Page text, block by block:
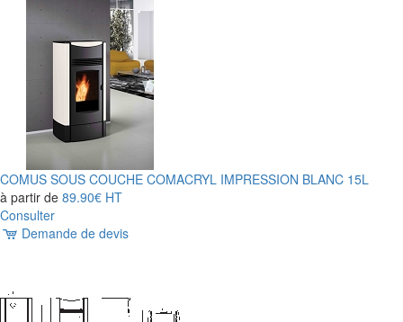
COMUS SOUS COUCHE COMACRYL IMPRESSION BLANC 15L
à partir de 89.90€ HT
Consulter
Demande de devis